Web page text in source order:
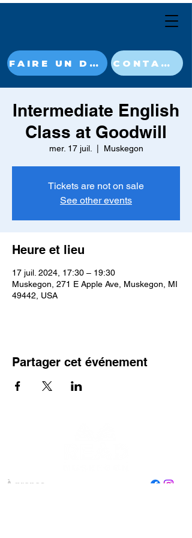
FAIRE UN DON MAINTENANT CONTACT
Intermediate English
Class at Goodwill
mer. 17 juil. Muskegon
Tickets are not on sale
See other events
Heure et lieu
17 juil. 2024, 17:30 – 19:30
Muskegon, 271 E Apple Ave, Muskegon, MI
49442, USA
Partager cet événement
À propos